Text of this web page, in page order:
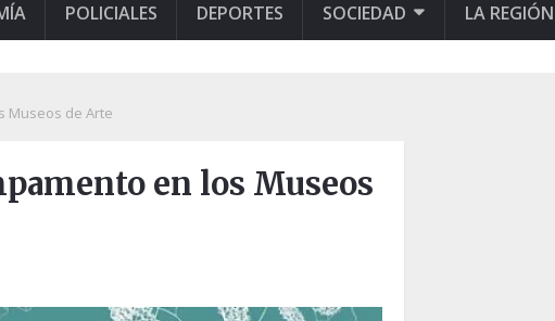
POLICIALES DEPORTES SOCIEDAD LA REGIÓN
Museos de Arte
en los Museos